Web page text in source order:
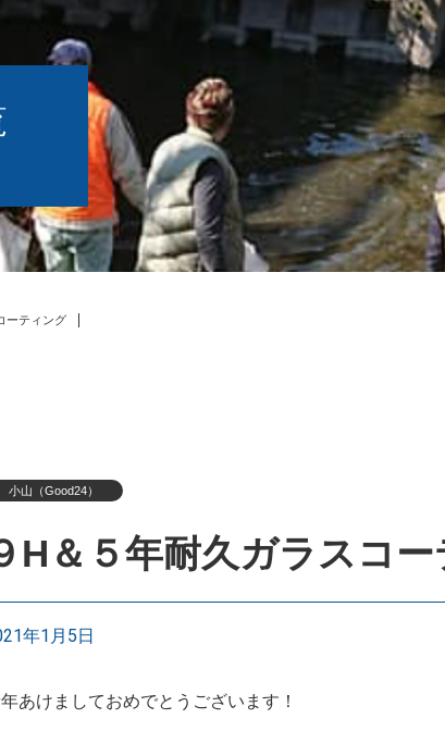
ーティング
小山（Good24）
H＆５年耐久ガラスコ
年1月5日
あけましておめでとうございます！